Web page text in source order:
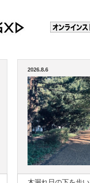
2026.8.6